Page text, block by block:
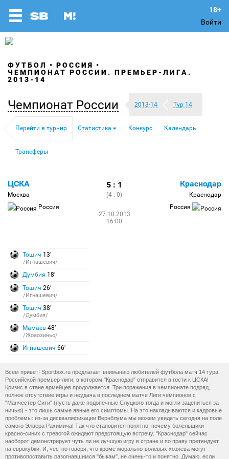
Войти
ФУТБОЛ
РОССИЯ
ЧЕМПИОНАТ РОССИИ. ПРЕМЬЕР-ЛИГА.
2013-14
Чемпионат России 2013-14 Тур 14
Перейти в турнир Статистика Конкурс Календарь
Трансферы
ЦСКА
Москва
Россия
5 : 1
(4 : 0)
27.10.2013
16:00
Краснодар
Краснодар
Россия
Тошич 13′
/Игнашевич/
Думбия 18′
Тошич 26′
/Игнашевич/
Тошич 38′
/Думбия/
Мамаев 48′
/Жоаозиньо/
Игнашевич 66′
Всем привет! Sportbox.ru предлагает вниманию любителей футбола матч 14 тура
Российской премьер-лиги, в котором "Краснодар" отправится в гости к ЦСКА!
Кризис в стане армейцев продолжается. Три поражения в чемпионате подряд,
полное отсутствие игры и неудача в последнем матче Лиги чемпионов с
"Манчестер Сити" (пусть даже подопечные Слуцкого тогда и могли зацепиться за
ничью) - это лишь самые явные его симптомы. На это накладываются и кадровые
проблемы: из-за дисквалификации Вернблума мы можем увидеть сегодня на поле
самого Элвера Рахимича! Так что становится понятно, почему болельщики
красно-синих с тревогой ожидают предстоящую встречу. "Краснодар" сейчас
наоборот демонстрирует чуть ли не лучшую игру в стране и по праву претендует
на еврокубки. И, честно говоря, что кроме морально-волевых хозяева могут
противопоставить разогнавшимся "быкам", не очень-то и понятно. Думаю, если